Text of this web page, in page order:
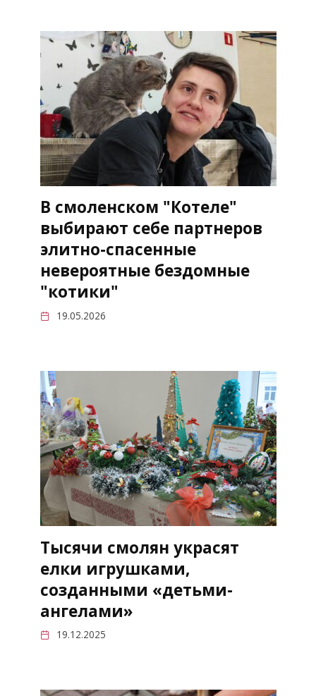
В смоленском "Котеле"
выбирают себе партнеров
элитно-спасенные
невероятные бездомные
"котики"
19.05.2026
Тысячи смолян украсят
елки игрушками,
созданными «детьми-
ангелами»
19.12.2025